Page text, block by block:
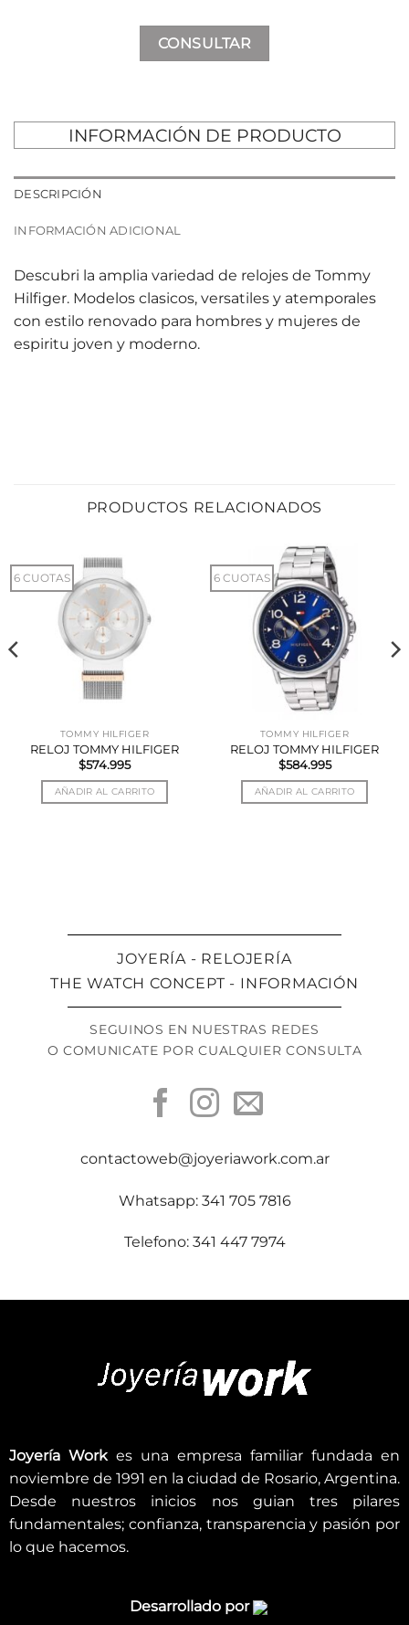
CONSULTAR
INFORMACIÓN DE PRODUCTO
DESCRIPCIÓN
INFORMACIÓN ADICIONAL
Descubri la amplia variedad de relojes de Tommy
Hilfiger. Modelos clasicos, versatiles y atemporales
con estilo renovado para hombres y mujeres de
espiritu joven y moderno.
PRODUCTOS RELACIONADOS
6 CUOTAS
TOMMY HILFIGER
RELOJ TOMMY HILFIGER
$574.995
AÑADIR AL CARRITO
6 CUOTAS
TOMMY HILFIGER
RELOJ TOMMY HILFIGER
$584.995
AÑADIR AL CARRITO
JOYERÍA - RELOJERÍA
THE WATCH CONCEPT - INFORMACIÓN
SEGUINOS EN NUESTRAS REDES
O COMUNICATE POR CUALQUIER CONSULTA
contactoweb@joyeriawork.com.ar
Whatsapp: 341 705 7816
Telefono: 341 447 7974
Joyería Workes una empresa familiar fundada en
noviembre de 1991 en la ciudad de Rosario, Argentina.
Desde nuestros inicios nos guian tres pilares
fundamentales; confianza, transparencia y pasión por
lo que hacemos.
Desarrollado por